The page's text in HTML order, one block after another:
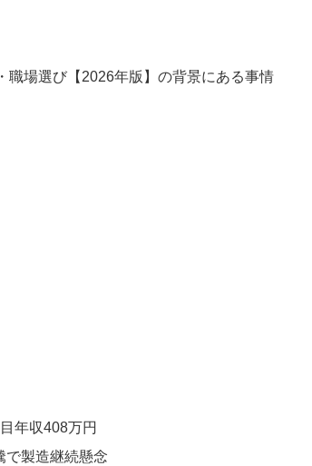
職場選び【2026年版】の背景にある事情
年収408万円
で製造継続懸念